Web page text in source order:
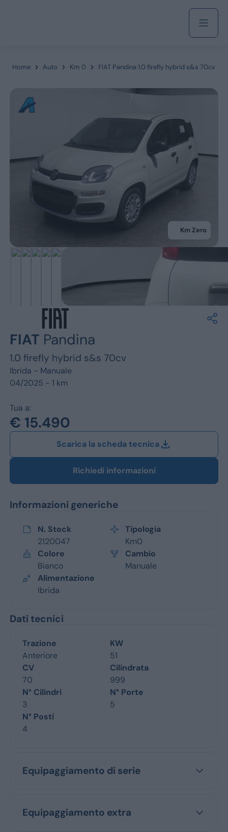
Acquista
Azienda
Servizi
Marchi
Fiat
Alfa Romeo
Dacia
Home Auto Km 0 FIAT Pandina 1.0 firefly hybrid s&s 70cv
Km Zero
FIAT Pandina
1.0 firefly hybrid s&s 70cv
Ibrida - Manuale
04/2025 - 1 km
Tua a:
€ 15.490
Scarica la scheda tecnica
Richiedi informazioni
Informazioni generiche
N. Stock
2120047
Tipologia
Km0
Colore
Bianco
Cambio
Manuale
Alimentazione
Ibrida
Dati tecnici
Trazione
Anteriore
KW
51
CV
70
Cilindrata
999
N° Cilindri
3
N° Porte
5
N° Posti
4
Equipaggiamento di serie
Equipaggiamento extra